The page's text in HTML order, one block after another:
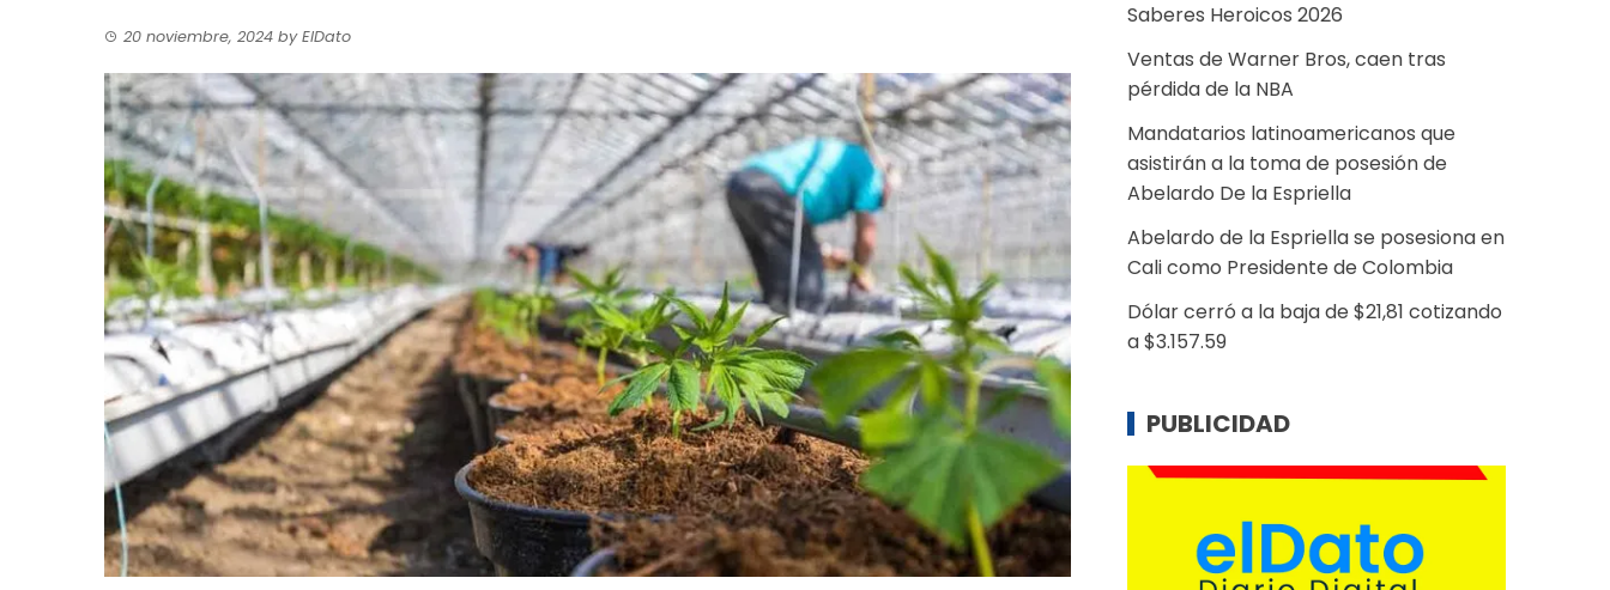
20 noviembre, 2024 byElDato
Saberes Heroicos 2026
Ventas de Warner Bros, caen tras
pérdida de la NBA
Mandatarios latinoamericanos que
asistirán a la toma de posesión de
Abelardo De la Espriella
Abelardo de la Espriella se posesiona en
Cali como Presidente de Colombia
Dólar cerró a la baja de $21,81 cotizando
a $3.157.59
PUBLICIDAD